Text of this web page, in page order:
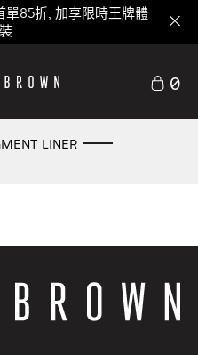
單85折, 加享限時王牌體
0
LINER